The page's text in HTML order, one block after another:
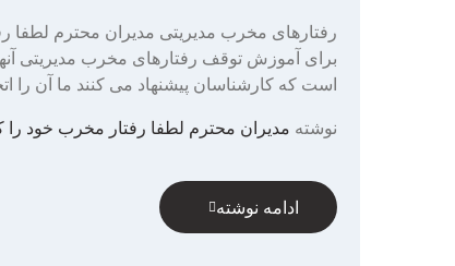
رفتارهای مخرب مدیریتی مدیران محترم لطفا
برای آموزش توقف رفتارهای مخرب مدیریتی
است که کارشناسان پیشنهاد می کنند ما آن را
نوشته مدیران محترم لطفا رفتار مخرب خود را
ادامه نوشته